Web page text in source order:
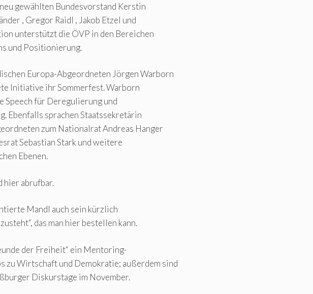
gewählten Bundesvorstand Kerstin
, Gregor Raidl , Jakob Etzel und
unterstützt die ÖVP in den Bereichen
und Positionierung.
Europa-Abgeordneten Jörgen Warborn
Initiative ihr Sommerfest. Warborn
Speech für Deregulierung und
Ebenfalls sprachen Staatssekretärin
zum Nationalrat Andreas Hanger
Sebastian Stark und weitere
Ebenen.
hier abrufbar.
Mandl auch sein kürzlich
das man hier bestellen kann.
der Freiheit“ ein Mentoring-
zu Wirtschaft und Demokratie; außerdem sind
Diskurstage im November.